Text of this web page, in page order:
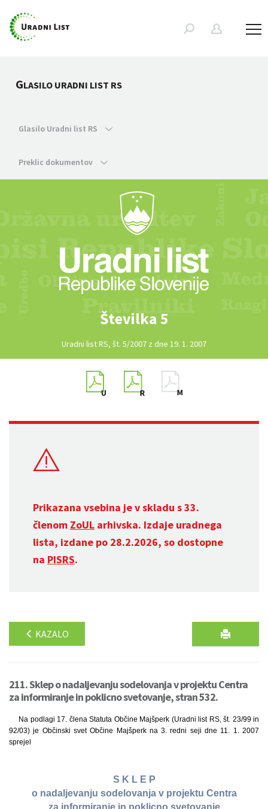
GLASILO URADNI LIST RS
Glasilo Uradni list RS
Preklic dokumentov
Številka 5
Uradni list RS, št. 5/2007 z dne 19. 1. 2007
Prikazana vsebina je v skladu s 33.
členom ZoUL arhivska. Izdaje uradnega
lista, izdane po 28.2.2026, so dostopne
na PISRS.
KAZALO
211. Sklep o nadaljevanju sodelovanja v projektu Centra
za informiranje in poklicno svetovanje, stran 532.
Na podlagi 17. člena Statuta Občine Majšperk (Uradni list RS, št. 23/99 in
92/03) je Občinski svet Občine Majšperk na 3. redni seji dne 11. 1. 2007
sprejel
S K L E P
o nadaljevanju sodelovanja v projektu Centra